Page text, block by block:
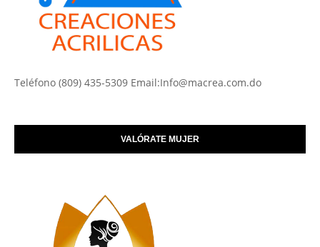
Teléfono (809) 435-5309 Email:Info@macrea.com.do
VALÓRATE MUJER